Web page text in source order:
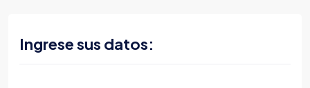
Ingrese sus datos: